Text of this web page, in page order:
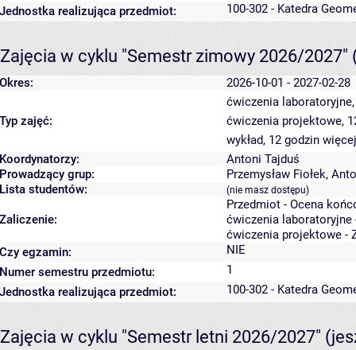
Jednostka realizująca przedmiot:
100-302 - Katedra
Zajęcia w cyklu "Semestr zimowy 2026/2027"
Okres: 2026-10-01 - 2027-02-28
Typ zajęć:
ćwiczenia
ćwiczenia projektowe,
wykład, 12 godzin
Koordynatorzy:
Antoni Tajduś
Prowadzący grup:
Przemysław Fiołek,
Lista studentów:
(nie masz dostępu)
Zaliczenie:
Przedmiot - Ocena
ćwiczenia laboratoryjne
ćwiczenia projektowe -
Czy egzamin:
NIE
Numer semestru przedmiotu:
1
Jednostka realizująca przedmiot:
100-302 - Katedra
Zajęcia w cyklu "Semestr letni 2026/2027"